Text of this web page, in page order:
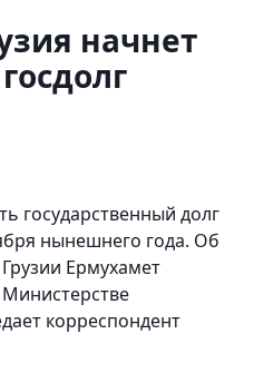
начнет
государственный долг
нынешнего года. Об
Ермухамет
корреспондент